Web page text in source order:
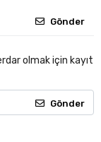
Gönder
olmak için kayıt
Gönder